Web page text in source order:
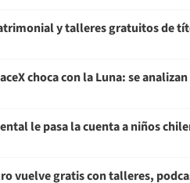
y talleres gratuitos de
choca con la Luna: se
le pasa la cuenta a niños
vuelve gratis con talleres,